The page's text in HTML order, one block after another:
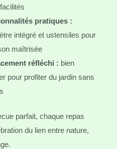
pratiques :
intégré et ustensiles pour
maîtrisée
réfléchi : bien
pour profiter du jardin sans
parfait, chaque repas
du lien entre nature,